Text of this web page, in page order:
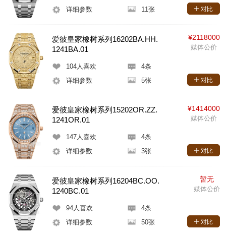
详细参数
11张 对比
爱彼皇家橡树系列16202BA.HH.
1241BA.01
104人喜欢
4条
详细参数
5张
¥2118000
媒体公价
对比
爱彼皇家橡树系列15202OR.ZZ.
1241OR.01
147人喜欢
4条
详细参数
3张
¥1414000
媒体公价
对比
爱彼皇家橡树系列16204BC.OO.
1240BC.01
94人喜欢
4条
详细参数
50张
暂无
媒体公价
对比